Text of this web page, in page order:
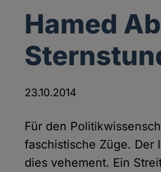
Hamed
23.10.2014
Für den
faschistische Züge. Der
dies vehement. Ein